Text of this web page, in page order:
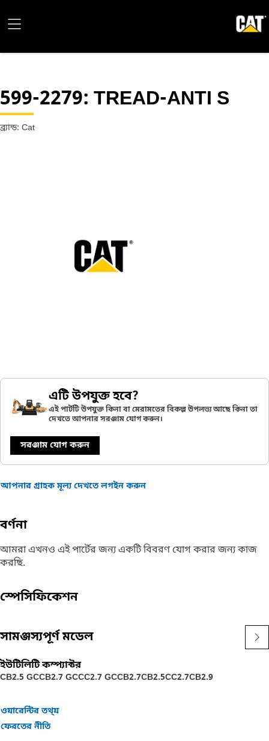
599-2279: TREAD-ANTI S
ব্র্যান্ড: Cat
এটি উপযুক্ত হবে?
এই পার্টটি উপযুক্ত কিনা বা মেরামতের বিকল্প উপলভ্য আছে কিনা তা
দেখতে আপনার সরঞ্জাম যোগ করুন।
সরঞ্জাম যোগ করুন
আপনার গ্রাহক মূল্য দেখতে লগইন করুন
বর্ণনা
আমরা এখনও এই পার্টের জন্য একটি বিবরণ যোগ করার জন্য কাজ
করছি.
স্পেসিফিকেশন
সামঞ্জস্যপূর্ণ মডেল
ইউটিলিটি কম্প্যাক্টর
CB2.5 GCCB2.7 GCCC2.7 GCCB2.7CB2.5CC2.7CB2.9
ওয়ারেন্টির তথ্য়
ফেরতের নীতি